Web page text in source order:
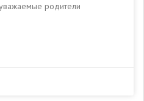
родители